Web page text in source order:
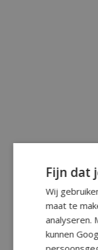
Fijn dat
Wij
maat te
analyseren.
kunnen